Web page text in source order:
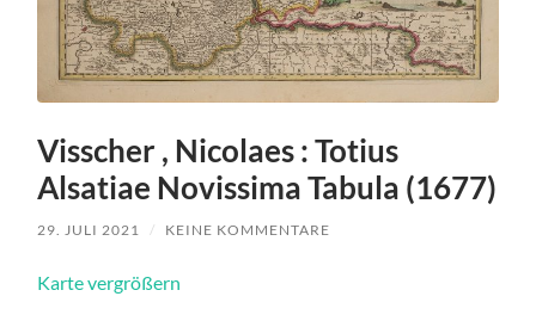
Visscher , Nicolaes : Totius
Alsatiae Novissima Tabula (1677)
29. JULI 2021 / KEINE KOMMENTARE
Karte vergrößern